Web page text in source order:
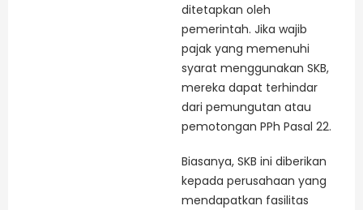
ditetapkan oleh
pemerintah. Jika wajib
pajak yang memenuhi
syarat menggunakan SKB,
mereka dapat terhindar
dari pemungutan atau
pemotongan PPh Pasal 22.
Biasanya, SKB ini diberikan
kepada perusahaan yang
mendapatkan fasilitas